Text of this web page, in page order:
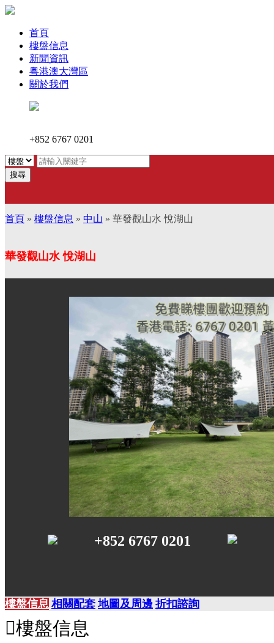
首頁
樓盤信息
新聞資訊
粵港澳大灣區
關於我們
+852 6767 0201
搜尋
首頁 » 樓盤信息 » 中山 » 華發觀山水 悅湖山
華發觀山水 悅湖山
+852 6767 0201
價格：51萬起
樓盤信息 相關配套 地圖及周邊 折扣諮詢
樓盤信息